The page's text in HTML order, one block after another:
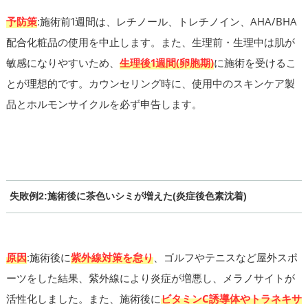
予防策:施術前1週間は、レチノール、トレチノイン、AHA/BHA
配合化粧品の使用を中止します。また、生理前・生理中は肌が
敏感になりやすいため、 生理後1週間(卵胞期)に施術を受けるこ
とが理想的です。カウンセリング時に、使用中のスキンケア製
品とホルモンサイクルを必ず申告します。
失敗例2:施術後に茶色いシミが増えた(炎症後色素沈着)
原因:施術後に紫外線対策を怠り、ゴルフやテニスなど屋外スポ
ーツをした結果、紫外線により炎症が増悪し、メラノサイトが
活性化しました。また、施術後にビタミンC誘導体やトラネキサ